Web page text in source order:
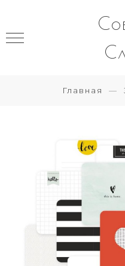
Главная